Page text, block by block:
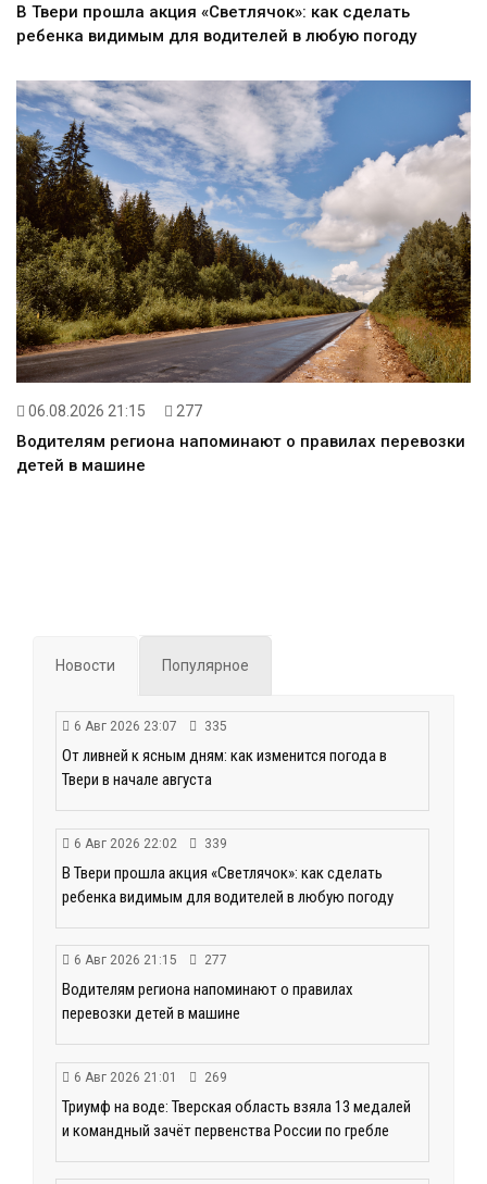
В Твери прошла акция «Светлячок»: как сделать
ребенка видимым для водителей в любую погоду
06.08.2026 21:15 277
Водителям региона напоминают о правилах перевозки
детей в машине
Новости Популярное
6 Авг 2026 23:07 335
От ливней к ясным дням: как изменится погода в
Твери в начале августа
6 Авг 2026 22:02 339
В Твери прошла акция «Светлячок»: как сделать
ребенка видимым для водителей в любую погоду
6 Авг 2026 21:15 277
Водителям региона напоминают о правилах
перевозки детей в машине
6 Авг 2026 21:01 269
Триумф на воде: Тверская область взяла 13 медалей
и командный зачёт первенства России по гребле